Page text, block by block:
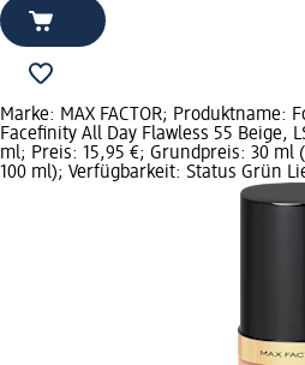
Marke: MAX FACTOR; Produktname:
Facefinity All Day Flawless 55 Beige,
ml; Preis: 15,95 €; Grundpreis: 30 ml
100 ml); Verfügbarkeit: Status Grün